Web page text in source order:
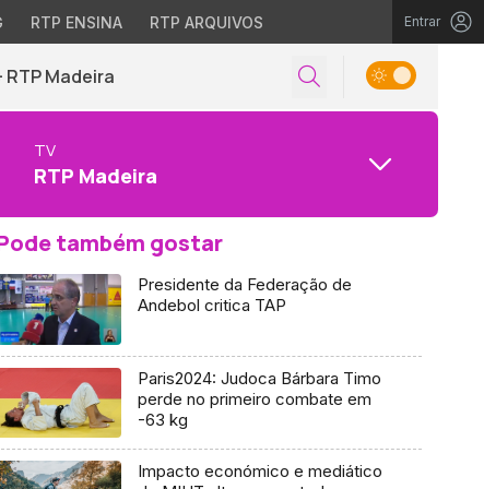
RTP ENSINA RTP ARQUIVOS Entrar
RTP Madeira
TV
RTP Madeira
também gostar
Presidente da Federação de
Andebol critica TAP
Paris2024: Judoca Bárbara Timo
perde no primeiro combate em
-63 kg
Impacto económico e mediático